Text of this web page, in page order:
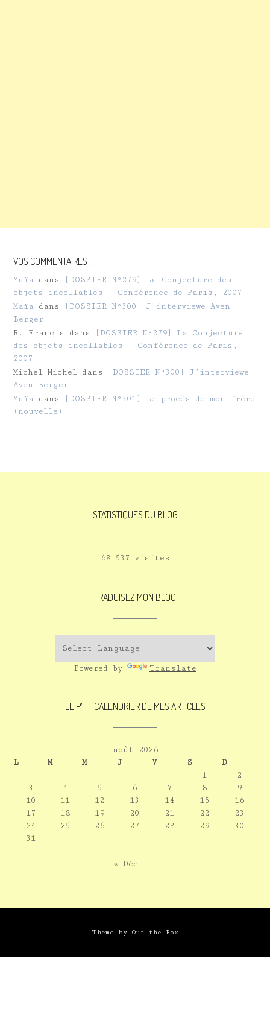
VOS COMMENTAIRES !
Maïa dans
[DOSSIER N°279] La Conjecture des
objets incollables – Conférence de Paris, 2007
Maïa dans
[DOSSIER N°300] J’interviewe Aven
Berger
R. Francis
dans
[DOSSIER N°279] La Conjecture
des objets incollables – Conférence de Paris,
2007
Michel Michel dans
[DOSSIER N°300] J’interviewe
Aven Berger
Maïa dans
[DOSSIER N°301] Le procès de mon frère
(nouvelle)
STATISTIQUES DU BLOG
68 537 visites
TRADUISEZ MON BLOG
Powered by Translate
LE P’TIT CALENDRIER DE MES ARTICLES
août 2026
L
M M J V S
D
1
2
3
4 5 6 7 8
9
10
11 12 13 14 15
16
17
18 19 20 21 22
23
24
25 26 27 28 29
30
31
« Déc
Theme by Out the Box